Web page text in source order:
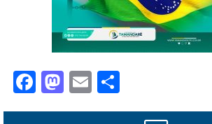
Facebook
Mastodon
Email